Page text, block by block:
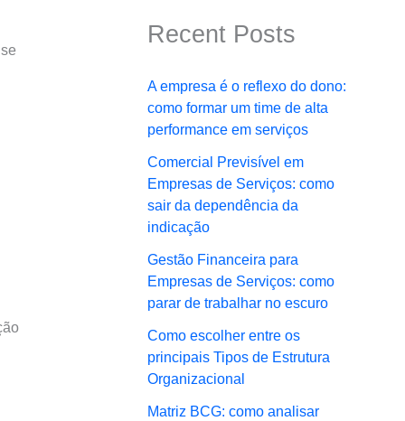
Recent Posts
A empresa é o reflexo do dono:
como formar um time de alta
performance em serviços
Comercial Previsível em
Empresas de Serviços: como
sair da dependência da
indicação
Gestão Financeira para
Empresas de Serviços: como
parar de trabalhar no escuro
Como escolher entre os
principais Tipos de Estrutura
Organizacional
Matriz BCG: como analisar